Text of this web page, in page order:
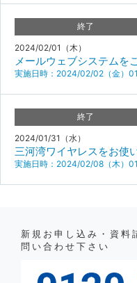
終了
2024/02/01（木）
メールウェブシステムを
実施日時：2024/02/02（金）
終了
2024/01/31（水）
三河湾ワイヤレスをお使
実施日時：2024/02/08（木）
新規お申し込み・資料
問い合わせ下さい